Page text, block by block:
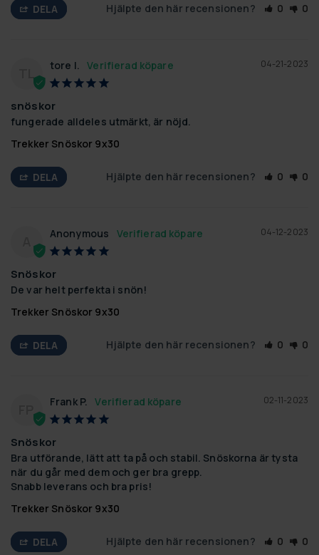
DELA Hjälpte den här recensionen? 0 0
TL
04-21-2023
tore l.
snöskor
fungerade alldeles utmärkt, är nöjd.
Trekker Snöskor 9x30
DELA Hjälpte den här recensionen? 0 0
04-12-2023
Anonymous
Snöskor
De var helt perfekta i snön!
Trekker Snöskor 9x30
DELA Hjälpte den här recensionen? 0 0
02-11-2023
Frank P.
Snöskor
Bra utförande, lätt att ta på och stabil. Snöskorna är tysta
när du går med dem och ger bra grepp.
Snabb leverans och bra pris!
Trekker Snöskor 9x30
DELA Hjälpte den här recensionen? 0 0